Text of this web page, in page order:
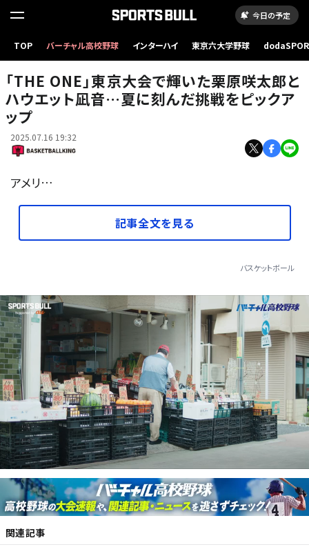
今日の予定
TOP バーチャル高校野球 インターハイ 東京六大学野球
栗原（右）とハウエットはいきなりクォーターファイナルで対戦 [写真]＝Jordan Brand
「THE ONE」東京大会で輝いた栗原咲太郎と
ハウエット凪音…夏に刻んだ挑戦をピックア
ップ
2025.07.16 19:32
アメリ…
記事全文を見る
バスケットボール
関連記事